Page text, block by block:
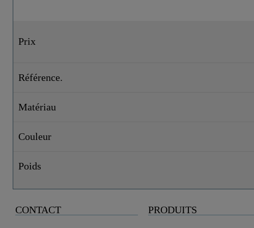
Prix
Référence.
Matériau
Couleur
Poids
CONTACT
PRODUITS